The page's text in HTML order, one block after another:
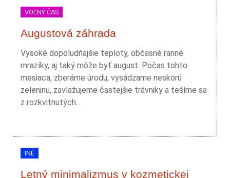
VOĽNÝ ČAS
Augustová záhrada
Vysoké dopoludňajšie teploty, občasné ranné
mrazíky, aj taký môže byť august. Počas tohto
mesiaca, zberáme úrodu, vysádzame neskorú
zeleninu, zavlažujeme častejšie trávniky a tešíme sa
z rozkvitnutých...
INÉ
Letný minimalizmus v kozmetickej